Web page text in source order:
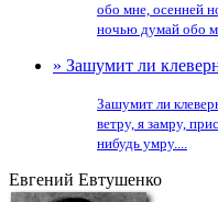
обо мне, осенней
ночью думай обо
» Зашумит ли
Зашумит ли
ветру, я замру,
нибудь умру....
Евгений Евтушенко